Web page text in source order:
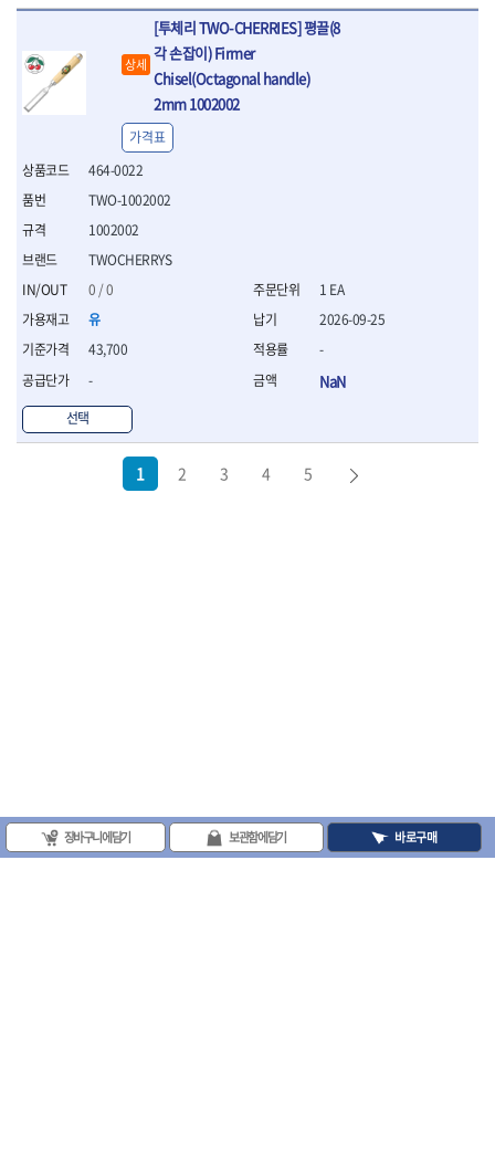
상세
[투체리 TWO-CHERRIES] 평끌(8
각 손잡이) Firmer
Chisel(Octagonal handle)
2mm 1002002
464-0022
TWOCHERRYS
0 / 0
유
43,700
-
선택
TWO-1002002
1002002
가격표
1 EA
2026-09-25
-
NaN
1 2 3 4 5
장바구니에 담기 보관함에 담기 바로구매